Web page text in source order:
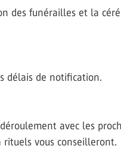
des funérailles et la
délais de notification.
avec les
vous conseilleront.